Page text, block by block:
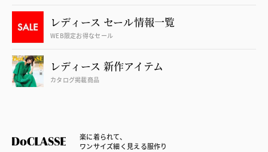
レディース セール情報一覧
WEB限定お得なセール
レディース 新作アイテム
カタログ掲載商品
楽に着られて、
ワンサイズ細く見える服作り